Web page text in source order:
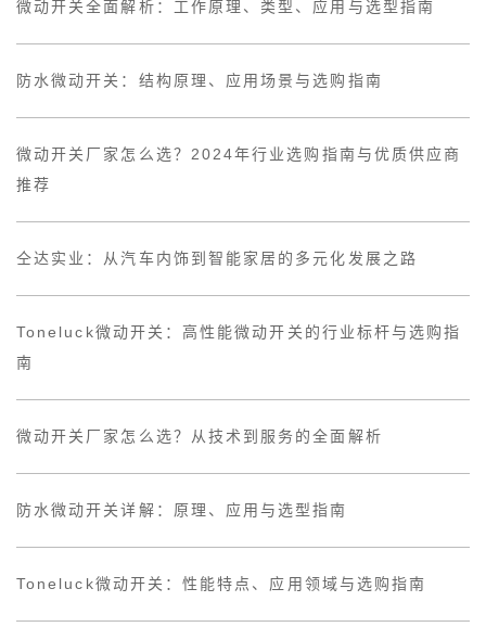
微动开关全面解析：工作原理、类型、应用与选型指南
防水微动开关：结构原理、应用场景与选购指南
微动开关厂家怎么选？2024年行业选购指南与优质供应商
推荐
仝达实业：从汽车内饰到智能家居的多元化发展之路
Toneluck微动开关：高性能微动开关的行业标杆与选购指
南
微动开关厂家怎么选？从技术到服务的全面解析
防水微动开关详解：原理、应用与选型指南
Toneluck微动开关：性能特点、应用领域与选购指南